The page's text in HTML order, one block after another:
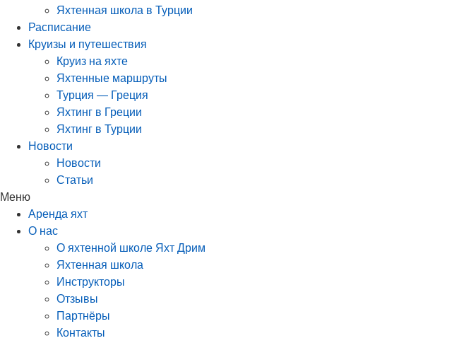
Яхтенная школа в Турции
Расписание
Круизы и путешествия
Круиз на яхте
Яхтенные маршруты
Турция — Греция
Яхтинг в Греции
Яхтинг в Турции
Новости
Новости
Статьи
Меню
Аренда яхт
О нас
О яхтенной школе Яхт Дрим
Яхтенная школа
Инструкторы
Отзывы
Партнёры
Контакты